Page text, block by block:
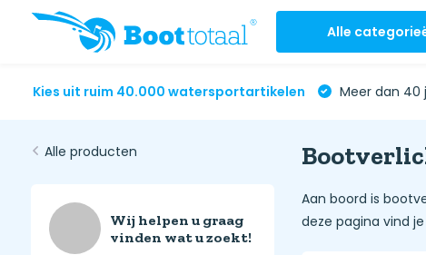
Alle
Kies uit ruim 40.000 watersportartikelen Meer dan 40
Alle producten
Wij helpen u graag
vinden wat u zoekt!
Aan boord is
deze pagina vind